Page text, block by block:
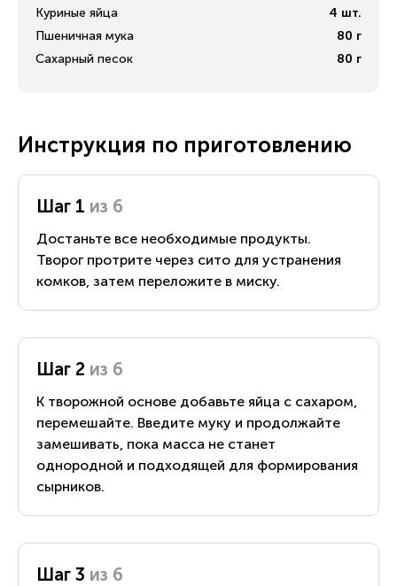
Куриные яйца
4 шт.
Пшеничная мука
80 г
Сахарный песок
80 г
Инструкция по приготовлению
Шаг 1 из 6
Достаньте все необходимые продукты.
Творог протрите через сито для устранения
комков, затем переложите в миску.
Шаг 2 из 6
К творожной основе добавьте яйца с сахаром,
перемешайте. Введите муку и продолжайте
замешивать, пока масса не станет
однородной и подходящей для формирования
сырников.
Шаг 3 из 6